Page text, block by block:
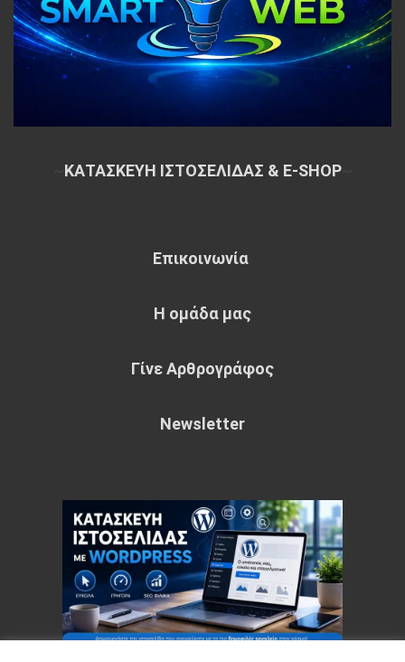
ΚΑΤΑΣΚΕΥΗ ΙΣΤΟΣΕΛΙΔΑΣ & E-SHOP~
Επικοινωνία
Η ομάδα μας
Γίνε Αρθρογράφος
Newsletter